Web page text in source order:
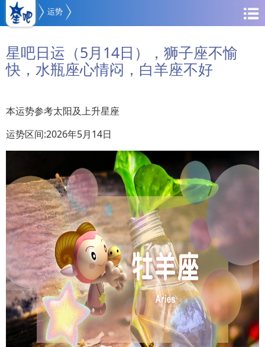
运势
星吧日运（5月14日），狮子座不愉
快，水瓶座心情闷，白羊座不好
本运势参考太阳及上升星座
运势区间:2026年5月14日